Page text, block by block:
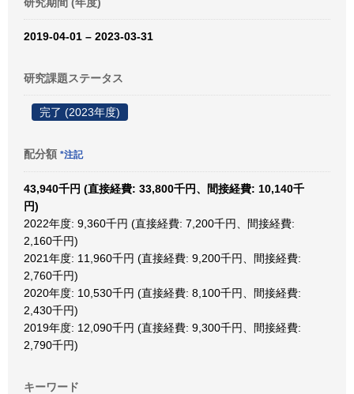
2019-04-01 – 2023-03-31
研究課題ステータス
完了 (2023年度)
配分額 *注記
43,940千円 (直接経費: 33,800千円、間接経費: 10,140千
円)
2022年度: 9,360千円 (直接経費: 7,200千円、間接経費:
2,160千円)
2021年度: 11,960千円 (直接経費: 9,200千円、間接経費:
2,760千円)
2020年度: 10,530千円 (直接経費: 8,100千円、間接経費:
2,430千円)
2019年度: 12,090千円 (直接経費: 9,300千円、間接経費:
2,790千円)
キーワード